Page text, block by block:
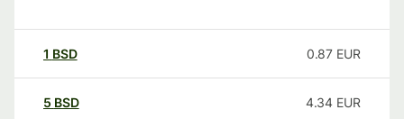
1 BSD 0.87 EUR
5 BSD 4.34 EUR